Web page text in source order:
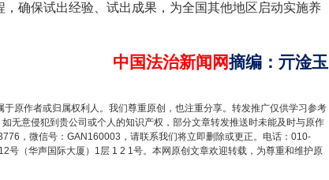
确保试出经验、试出成果，为全国其他地区启动实施养
中国法治新闻网摘编 ： 亓淦玉
原作者或归属权利人。我们尊重原创，也注重分享。转发推广仅供学习参考
无意侵犯到贵公司或个人的知识产权，部分文章转发推送时未能及时与原作
，微信号：GAN160003，请联系我们将立即删除或更正。电话：010-
（华声国际大厦）1层 1 2 1号。本网原创文章欢迎转载，为尊重和维护原